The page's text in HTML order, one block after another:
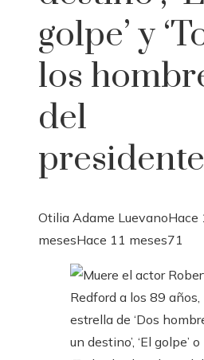
golpe’ y
los
del
Otilia Adame LuevanoHace
mesesHace 11 meses71